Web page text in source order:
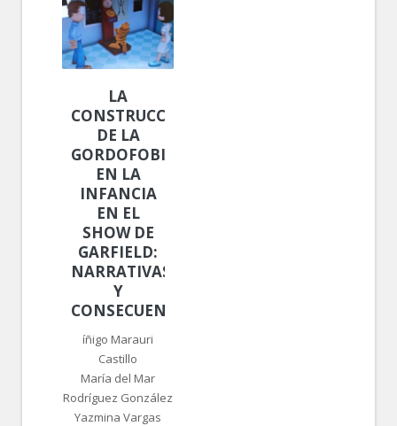
LA
CONSTRUCCIÓN
DE LA
GORDOFOBIA
EN LA
INFANCIA
EN EL
SHOW DE
GARFIELD:
NARRATIVAS
Y
CONSECUENCIAS
íñigo Marauri
Castillo
María del Mar
Rodríguez González
Yazmina Vargas